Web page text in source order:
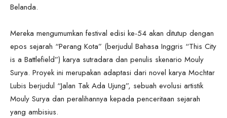
Belanda.
Mereka mengumumkan festival edisi ke-54 akan ditutup dengan
epos sejarah “Perang Kota” (berjudul Bahasa Inggris “This City
is a Battlefield”) karya sutradara dan penulis skenario Mouly
Surya. Proyek ini merupakan adaptasi dari novel karya Mochtar
Lubis berjudul “Jalan Tak Ada Ujung”, sebuah evolusi artistik
Mouly Surya dan peralihannya kepada penceritaan sejarah
yang ambisius.